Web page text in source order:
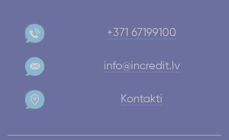
+371 67199100
info@incredit.lv
Kontakti